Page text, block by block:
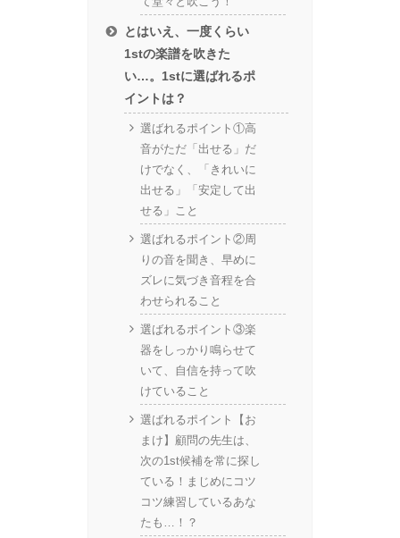
とはいえ、一度くらい
1stの楽譜を吹きた
い…。1stに選ばれるポ
イントは？
選ばれるポイント①高
音がただ「出せる」だ
けでなく、「きれいに
出せる」「安定して出
せる」こと
選ばれるポイント②周
りの音を聞き、早めに
ズレに気づき音程を合
わせられること
選ばれるポイント③楽
器をしっかり鳴らせて
いて、自信を持って吹
けていること
選ばれるポイント【お
まけ】顧問の先生は、
次の1st候補を常に探し
ている！まじめにコツ
コツ練習しているあな
たも…！？